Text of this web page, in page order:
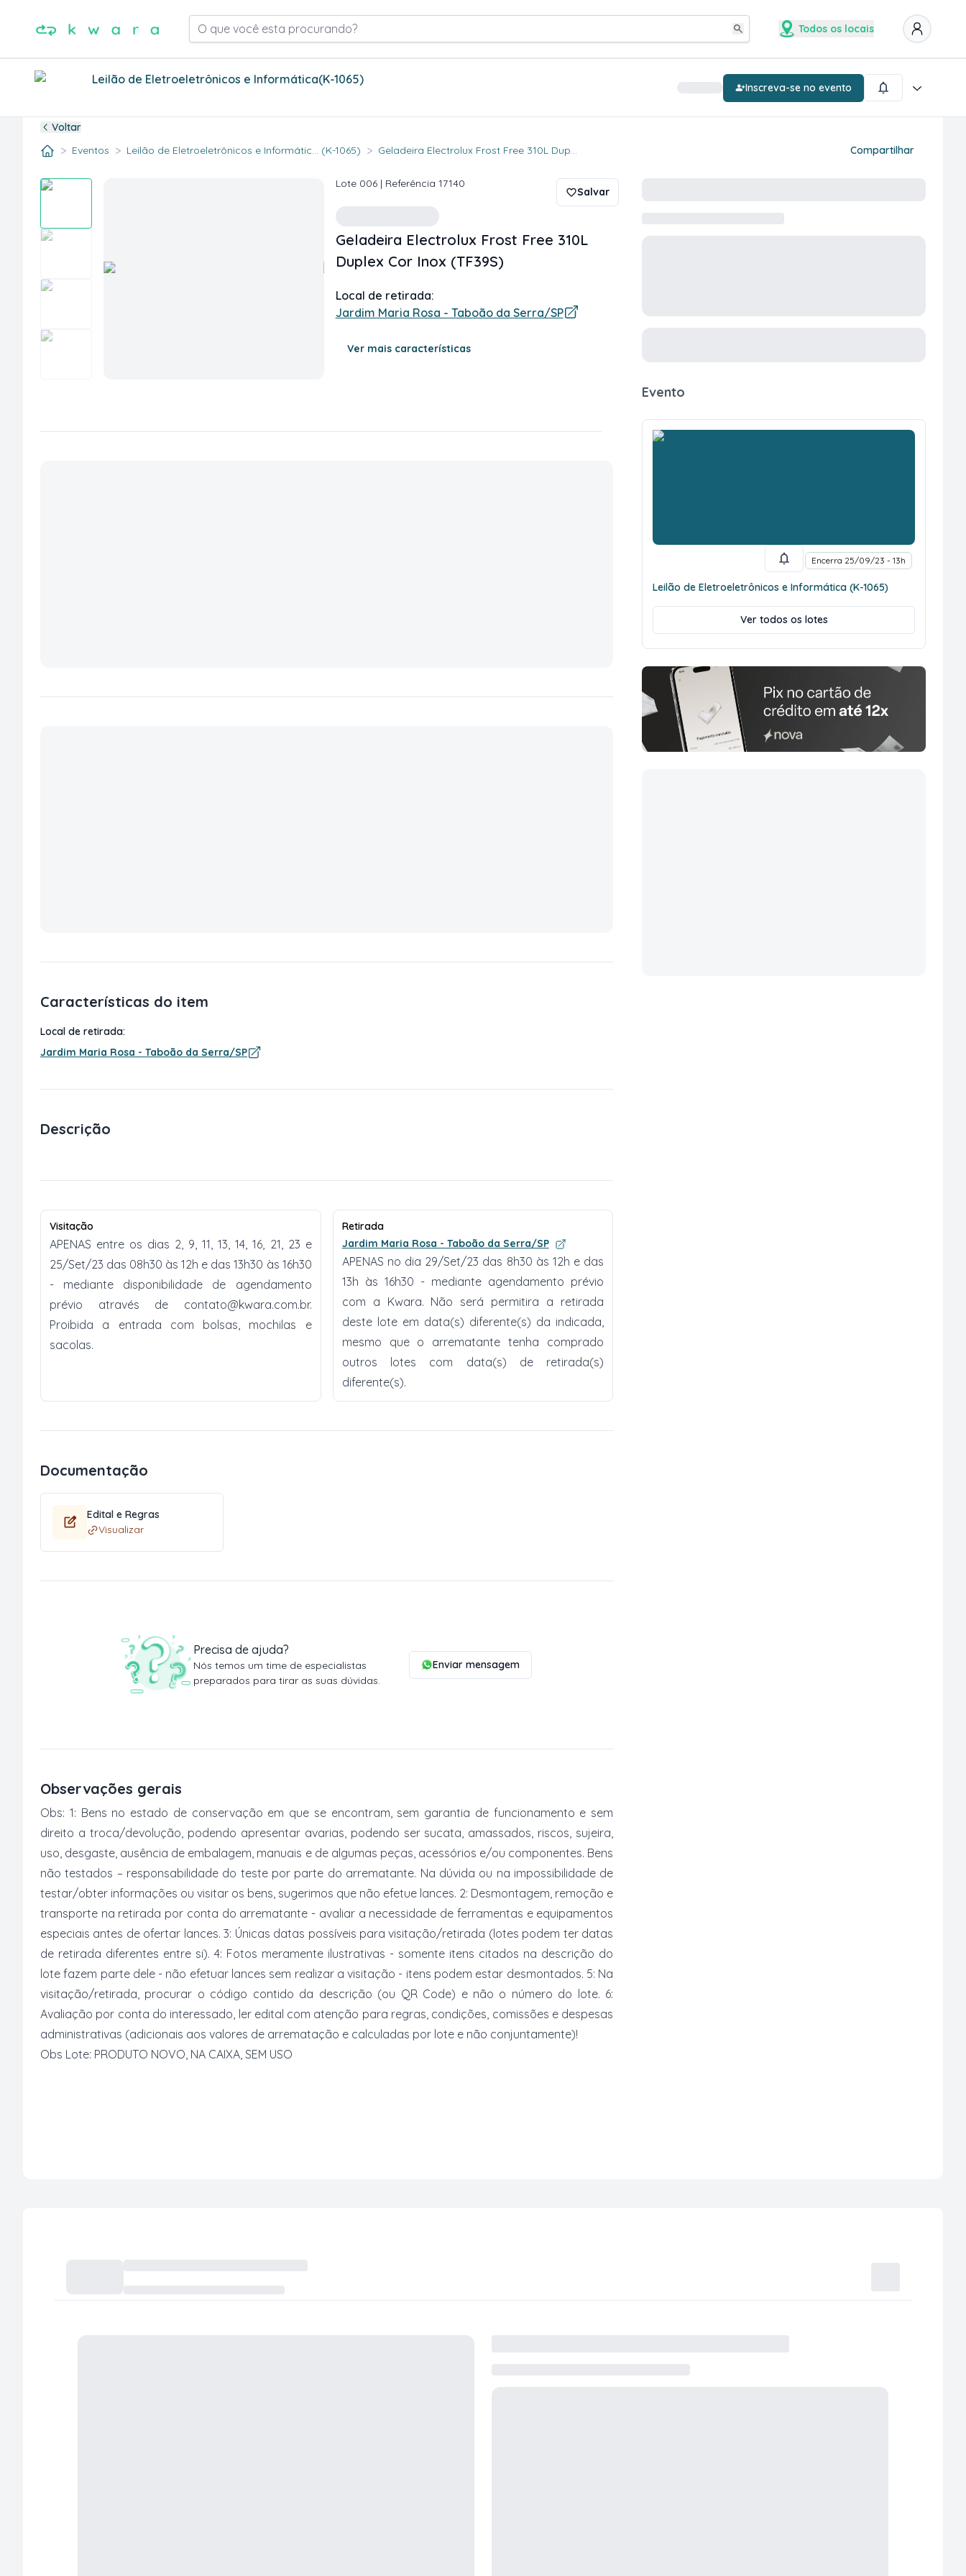
O que você esta procurando? Todos os locais
Leilão de Eletroeletrônicos e Informática(K-1065)
Inscreva-se no evento
Voltar
> Eventos > Leilão de Eletroeletrônicos e Informátic... (K-1065) > Geladeira Electrolux Frost Free 310L Dup... Compartilhar
Lote 006| Referência 17140
Salvar
Geladeira Electrolux Frost Free 310L
Duplex Cor Inox (TF39S)
Local de retirada:
Jardim Maria Rosa - Taboão da Serra/SP
Ver mais características
Evento
Encerra 25/09/23 - 13h
Leilão de Eletroeletrônicos e Informática (K-1065)
Ver todos os lotes
Características do item
Local de retirada:
Jardim Maria Rosa - Taboão da Serra/SP
Descrição
Visitação
APENAS entre os dias 2, 9, 11, 13, 14, 16, 21, 23 e
25/Set/23 das 08h30 às 12h e das 13h30 às 16h30
- mediante disponibilidade de agendamento
prévio através de contato@kwara.com.br.
Proibida a entrada com bolsas, mochilas e
sacolas.
Retirada
Jardim Maria Rosa - Taboão da Serra/SP
APENAS no dia 29/Set/23 das 8h30 às 12h e das
13h às 16h30 - mediante agendamento prévio
com a Kwara. Não será permitira a retirada
deste lote em data(s) diferente(s) da indicada,
mesmo que o arrematante tenha comprado
outros lotes com data(s) de retirada(s)
diferente(s).
Documentação
Edital e Regras
Visualizar
Precisa de ajuda?
Nós temos um time de especialistas
preparados para tirar as suas dúvidas.
Enviar mensagem
Observações gerais
Obs: 1: Bens no estado de conservação em que se encontram, sem garantia de funcionamento e sem
direito a troca/devolução, podendo apresentar avarias, podendo ser sucata, amassados, riscos, sujeira,
uso, desgaste, ausência de embalagem, manuais e de algumas peças, acessórios e/ou componentes. Bens
não testados – responsabilidade do teste por parte do arrematante. Na dúvida ou na impossibilidade de
testar/obter informações ou visitar os bens, sugerimos que não efetue lances. 2: Desmontagem, remoção e
transporte na retirada por conta do arrematante - avaliar a necessidade de ferramentas e equipamentos
especiais antes de ofertar lances. 3: Únicas datas possíveis para visitação/retirada (lotes podem ter datas
de retirada diferentes entre si). 4: Fotos meramente ilustrativas - somente itens citados na descrição do
lote fazem parte dele - não efetuar lances sem realizar a visitação - itens podem estar desmontados. 5: Na
visitação/retirada, procurar o código contido da descrição (ou QR Code) e não o número do lote. 6:
Avaliação por conta do interessado, ler edital com atenção para regras, condições, comissões e despesas
administrativas (adicionais aos valores de arrematação e calculadas por lote e não conjuntamente)!
Obs Lote: PRODUTO NOVO, NA CAIXA, SEM USO